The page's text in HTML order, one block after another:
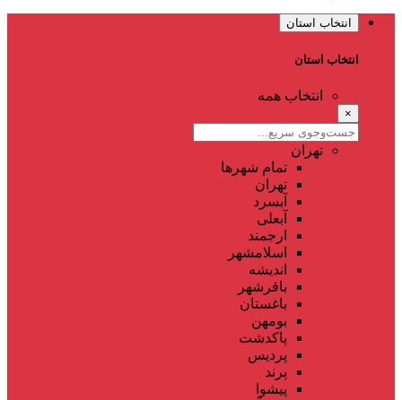
انتخاب استان
انتخاب استان
انتخاب همه
×
تهران
تمام شهر‌ها
تهران
آبسرد
آبعلی
ارجمند
اسلامشهر
اندیشه
باقرشهر
باغستان
بومهن
پاکدشت
پردیس
پرند
پیشوا